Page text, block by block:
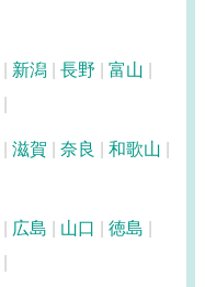
新潟 長野
富山
滋賀 奈良
和歌山
広島 山口
徳島